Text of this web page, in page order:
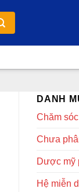
DANH
Chăm
Chưa
Dược mỹ
Hệ miễn